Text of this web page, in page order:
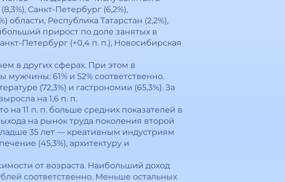
Санкт-Петербург (6,2%),
области, Республика Татарстан (2,2%),
прирост по доле занятых в
Петербург (+0,4 п. п.), Новосибирская
в других сферах. При этом в
61% и 52% соответственно.
(72,3%) и гастрономии (65,3%). За
на 1,6 п. п.
на 11 п. п. больше средних показателей в
на рынок труда поколения второй
35 лет — креативным индустриям
(45,3%), архитектуру и
от возраста. Наибольший доход
соответственно. Меньше остальных